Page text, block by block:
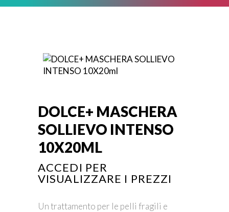
DOLCE+ MASCHERA
SOLLIEVO INTENSO
10X20ML
ACCEDI PER
VISUALIZZARE I PREZZI
Un trattamento per le pelli fragili e